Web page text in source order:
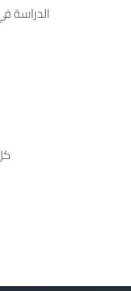
الدراسة